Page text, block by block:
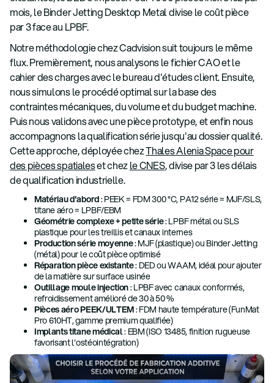
mois, le Binder Jetting Desktop Metal divise le coût pièce
par 3 face au LPBF.
Notre méthodologie chez Cadvision suit toujours le même
flux. Premièrement, nous analysons le fichier CAO et le
cahier des charges avec le bureau d'études client. Ensuite,
nous simulons le procédé optimal sur la base des
contraintes mécaniques, du volume et du budget machine.
Puis nous validons avec une pièce prototype, et enfin nous
accompagnons la qualification série jusqu'au dossier qualité.
Cette approche, déployée chezThales Alenia Space pour
des pièces spatialeset chezle CNES, divise par 3 les délais
de qualification industrielle.
Matériau d'abord: PEEK = FDM 300 °C, PA12 série = MJF/SLS,
titane aéro = LPBF/EBM
Géométrie complexe + petite série: LPBF métal ou SLS
plastique pour les treillis et canaux internes
Production série moyenne: MJF (plastique) ou Binder Jetting
(métal) pour le coût pièce optimisé
Réparation pièce existante: DED ou WAAM, idéal pour ajouter
de la matière sur surface usinée
Outillage moule injection: LPBF avec canaux conformés,
refroidissement amélioré de 30 à 50 %
Pièces aéro PEEK/ULTEM: FDM haute température (FunMat
Pro 610HT, gamme premium qualifiée)
Implants titane médical: EBM (ISO 13485, finition rugueuse
favorisant l'ostéointégration)